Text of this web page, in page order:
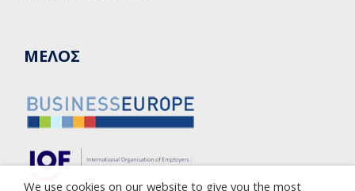
ΜΕΛΟΣ
We use cookies on our website to give you the most